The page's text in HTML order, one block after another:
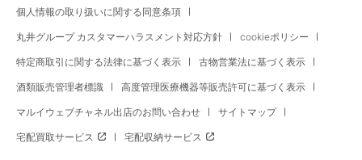
個人情報の取り扱いに関する同意条項
丸井グループ カスタマーハラスメント対応方針 cookieポリシー
特定商取引に関する法律に基づく表示 古物営業法に基づく表示
酒類販売管理者標識 高度管理医療機器等販売許可に基づく表示
マルイウェブチャネル出店のお問い合わせ サイトマップ
宅配買取サービス 宅配収納サービス